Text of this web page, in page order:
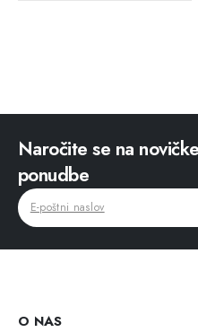
Naročite se na
ponudbe
O NAS